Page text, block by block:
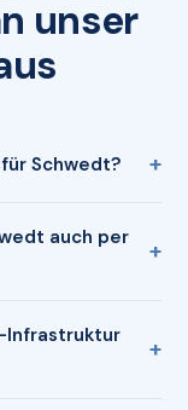
unser
Schwedt?
auch per
Infrastruktur